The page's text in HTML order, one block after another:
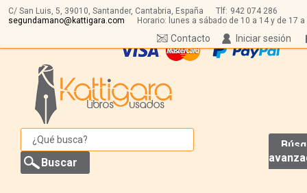
C/ San Luis, 5, 39010, Santander, Cantabria, España Tlf: 942 074 286
segundamano@kattigara.com
Horario: lunes a sábado de 10 a 14 y de 17 a
Iniciar sesión
Contacto